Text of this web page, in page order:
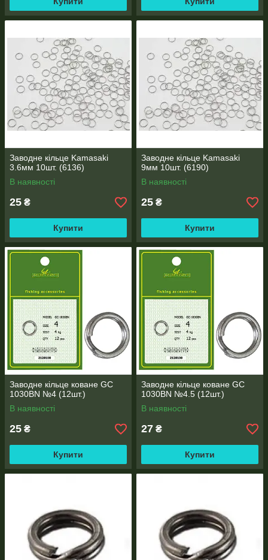
Заводне кільце Kamasaki
3.6мм 10шт. (6136)
В наявності
25 ₴
Купити
Заводне кільце Kamasaki
9мм 10шт. (6190)
В наявності
25 ₴
Купити
Заводне кільце коване GC
1030BN №4 (12шт.)
В наявності
25 ₴
Купити
Заводне кільце коване GC
1030BN №4.5 (12шт.)
В наявності
27 ₴
Купити